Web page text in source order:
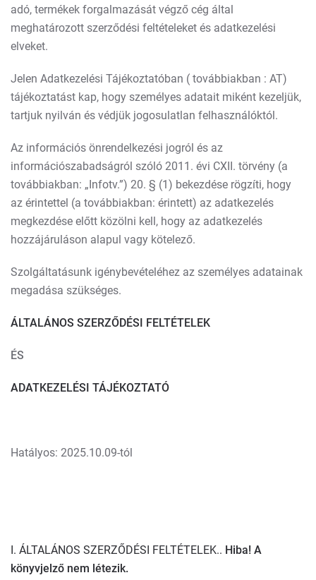
adó, termékek forgalmazását végző cég által
meghatározott szerződési feltételeket és adatkezelési
elveket.
Jelen Adatkezelési Tájékoztatóban ( továbbiakban : AT)
tájékoztatást kap, hogy személyes adatait miként kezeljük,
tartjuk nyilván és védjük jogosulatlan felhasználóktól.
Az információs önrendelkezési jogról és az
információszabadságról szóló 2011. évi CXII. törvény (a
továbbiakban: „Infotv.”) 20. § (1) bekezdése rögzíti, hogy
az érintettel (a továbbiakban: érintett) az adatkezelés
megkezdése előtt közölni kell, hogy az adatkezelés
hozzájáruláson alapul vagy kötelező.
Szolgáltatásunk igénybevételéhez az személyes adatainak
megadása szükséges.
ÁLTALÁNOS SZERZŐDÉSI FELTÉTELEK
ÉS
ADATKEZELÉSI TÁJÉKOZTATÓ
Hatályos: 2025.10.09-tól
I. ÁLTALÁNOS SZERZŐDÉSI FELTÉTELEK.. Hiba! A
könyvjelző nem létezik.